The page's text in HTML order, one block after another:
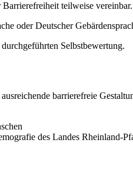
teilweise
oder Deutscher
Selbstbewertung.
barrierefreie
des Landes Rheinland-